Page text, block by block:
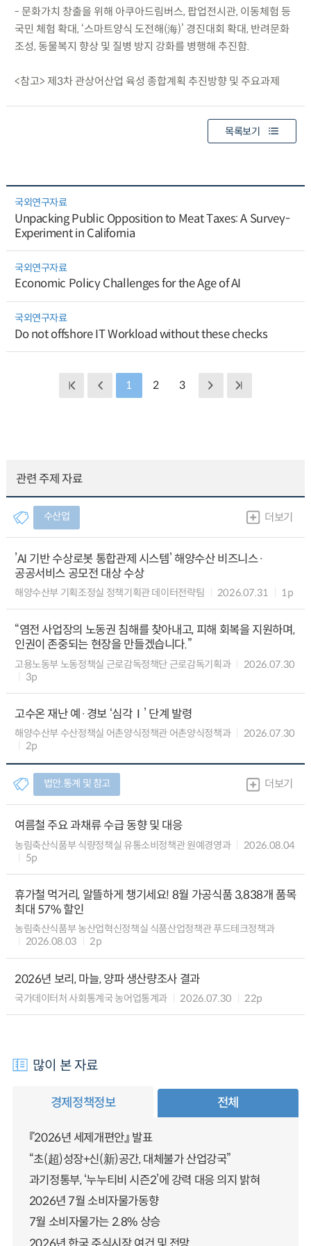
- 문화가치 창출을 위해 아쿠아드림버스, 팝업전시관, 이동체험 등
국민 체험 확대, ‘스마트양식 도전해(海)’ 경진대회 확대, 반려문화
조성, 동물복지 향상 및 질병 방지 강화를 병행해 추진함.
<참고> 제3차 관상어산업 육성 종합계획 추진방향 및 주요과제
목록보기
국외연구자료
Unpacking Public Opposition to Meat Taxes: A Survey-
Experiment in California
국외연구자료
Economic Policy Challenges for the Age of AI
국외연구자료
Do not offshore IT Workload without these checks
1 2 3
관련 주제 자료
수산업 더보기
’AI 기반 수상로봇 통합관제 시스템’ 해양수산 비즈니스·
공공서비스 공모전 대상 수상
해양수산부 기획조정실 정책기획관 데이터전략팀 2026.07.31 1p
“염전 사업장의 노동권 침해를 찾아내고, 피해 회복을 지원하며,
인권이 존중되는 현장을 만들겠습니다.”
고용노동부 노동정책실 근로감독정책단 근로감독기획과
2026.07.30
3p
고수온 재난 예·경보 ‘심각Ⅰ’ 단계 발령
해양수산부 수산정책실 어촌양식정책관 어촌양식정책과
2026.07.30
2p
법안.통계 및 참고 더보기
여름철 주요 과채류 수급 동향 및 대응
농림축산식품부 식량정책실 유통소비정책관 원예경영과
2026.08.04
5p
휴가철 먹거리, 알뜰하게 챙기세요! 8월 가공식품 3,838개 품목
최대 57% 할인
농림축산식품부 농산업혁신정책실 식품산업정책관 푸드테크정책과
2026.08.03
2p
2026년 보리, 마늘, 양파 생산량조사 결과
국가데이터처 사회통계국 농어업통계과 2026.07.30 22p
많이 본 자료
경제정책정보 전체
『2026년 세제개편안』 발표
“초(超)성장+신(新)공간, 대체불가 산업강국”
과기정통부, ‘누누티비 시즌2’에 강력 대응 의지 밝혀
2026년 7월 소비자물가동향
7월 소비자물가는 2.8% 상승